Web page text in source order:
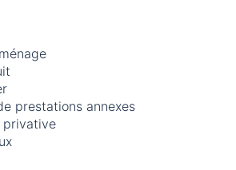
prestations annexes
privative